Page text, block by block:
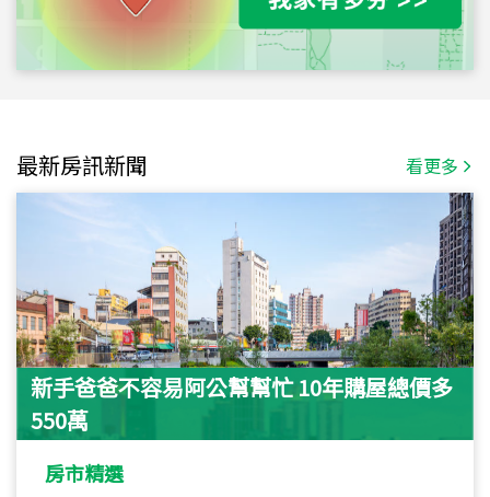
最新房訊新聞 看更多
新手爸爸不容易阿公幫幫忙 10年購屋總價多
550萬
房市精選